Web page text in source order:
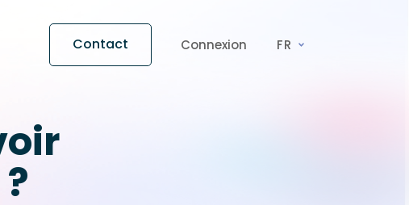
Contact Connexion FR